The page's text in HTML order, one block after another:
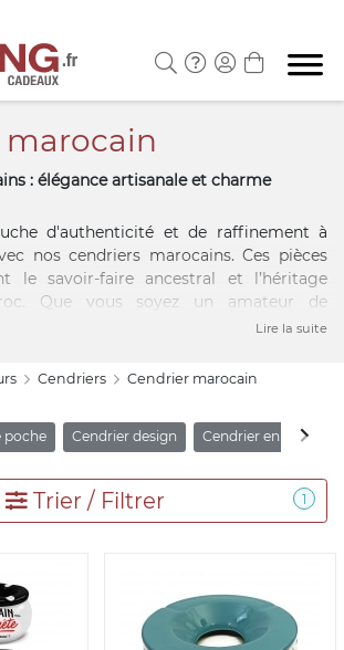
marocain
: élégance artisanale et charme
d'authenticité et de raffinement à
nos cendriers marocains. Ces pièces
le savoir-faire ancestral et l’héritage
Que vous soyez un amateur de
ou que vous recherchiez un
Leur design inspiré de l’art
s’agisse d’un intérieur contemporain,
Un cendrier marocain, c’est bien plus
intemporelle.
Lire la suite
Cendriers Cendrier marocain
poche Cendrier design Cendrier en
Trier / Filtrer 1